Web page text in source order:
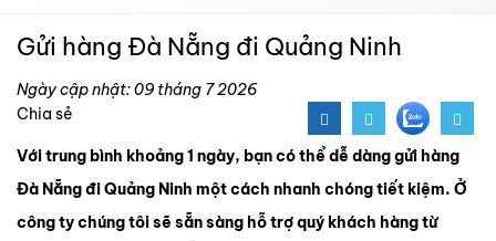
Gửi hàng Đà Nẵng đi Quảng Ninh
Ngày cập nhật: 09 tháng 7 2026
Chia sẻ
Với trung bình khoảng 1 ngày, bạn có thể dễ dàng gửi hàng
Đà Nẵng đi Quảng Ninh một cách nhanh chóng tiết kiệm. Ở
công ty chúng tôi sẽ sẵn sàng hỗ trợ quý khách hàng từ